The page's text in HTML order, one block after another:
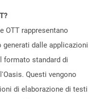
OTT rappresentano
dalle applicazioni
formato standard di
Questi vengono
di elaborazione di testi